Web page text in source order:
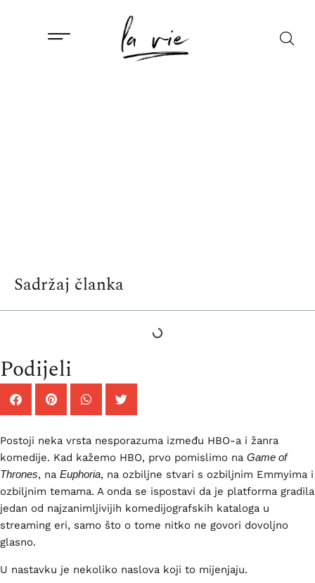
Sadržaj članka
Podijeli
Postoji neka vrsta nesporazuma između HBO-a i žanra
komedije. Kad kažemo HBO, prvo pomislimo na Game of
Thrones, na Euphoria, na ozbiljne stvari s ozbiljnim Emmyima i
ozbiljnim temama. A onda se ispostavi da je platforma gradila
jedan od najzanimljivijih komedijografskih kataloga u
streaming eri, samo što o tome nitko ne govori dovoljno
glasno.
U nastavku je nekoliko naslova koji to mijenjaju.